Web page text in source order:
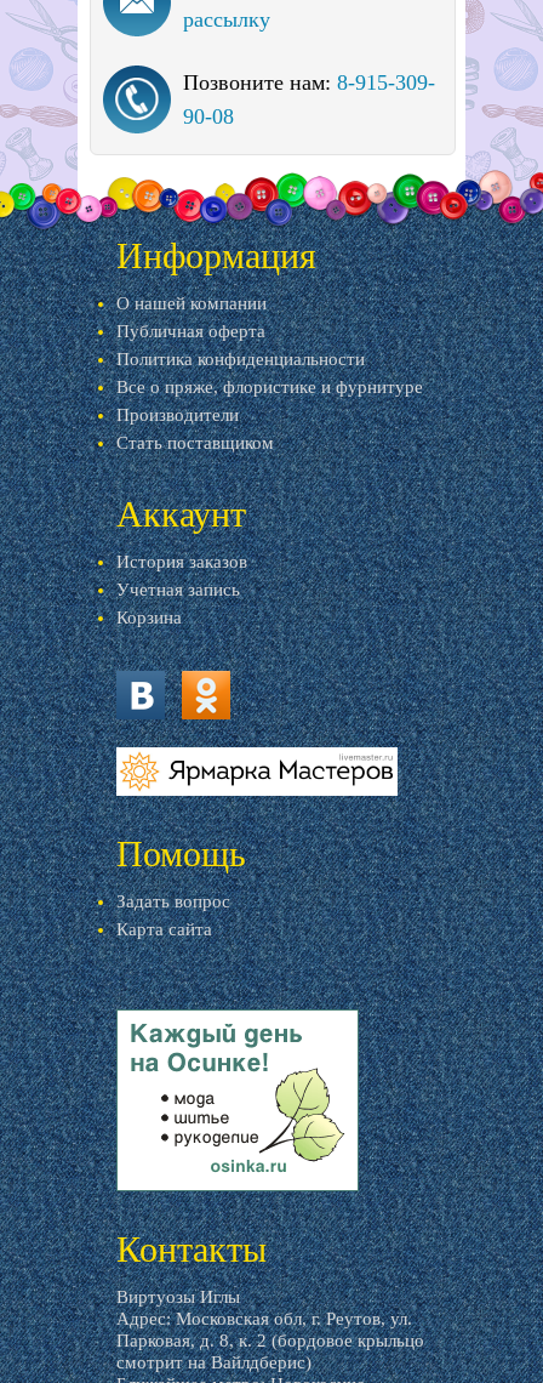
рассылку
Позвоните нам: 8-915-309-
90-08
Информация
О нашей компании
Публичная оферта
Политика конфиденциальности
Все о пряже, флористике и фурнитуре
Производители
Стать поставщиком
Аккаунт
История заказов
Учетная запись
Корзина
vk.com ok.ru
livemaster.ru
Помощь
Задать вопрос
Карта сайта
livemaster.ru
Контакты
Виртуозы Иглы
Адрес: Московская обл, г. Реутов, ул.
Парковая, д. 8, к. 2 (бордовое крыльцо
смотрит на Вайлдберис)